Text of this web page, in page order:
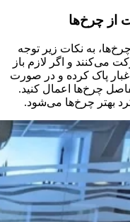
از چرخ‌ها
به نکات زیر توجه
و اگر لازم باز
پاک کرده و در صورت
چرخ‌ها اعمال کنید.
بهتر چرخ‌ها می‌شود.